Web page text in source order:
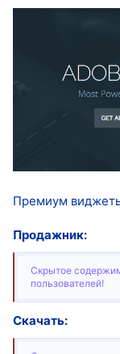
Премиум
Продажник:
Скрытое
пользователей!
Скачать: